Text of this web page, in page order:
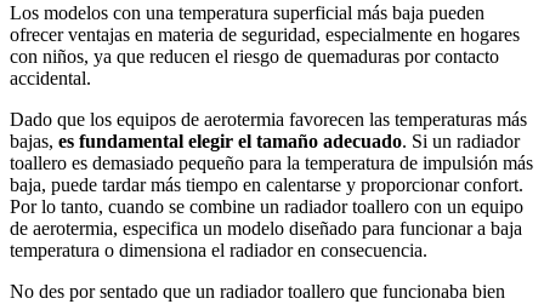
Los modelos con una temperatura superficial más baja pueden
ofrecer ventajas en materia de seguridad, especialmente en hogares
con niños, ya que reducen el riesgo de quemaduras por contacto
accidental.
Dado que los equipos de aerotermia favorecen las temperaturas más
bajas, es fundamental elegir el tamaño adecuado. Si un radiador
toallero es demasiado pequeño para la temperatura de impulsión más
baja, puede tardar más tiempo en calentarse y proporcionar confort.
Por lo tanto, cuando se combine un radiador toallero con un equipo
de aerotermia, especifica un modelo diseñado para funcionar a baja
temperatura o dimensiona el radiador en consecuencia.
No des por sentado que un radiador toallero que funcionaba bien